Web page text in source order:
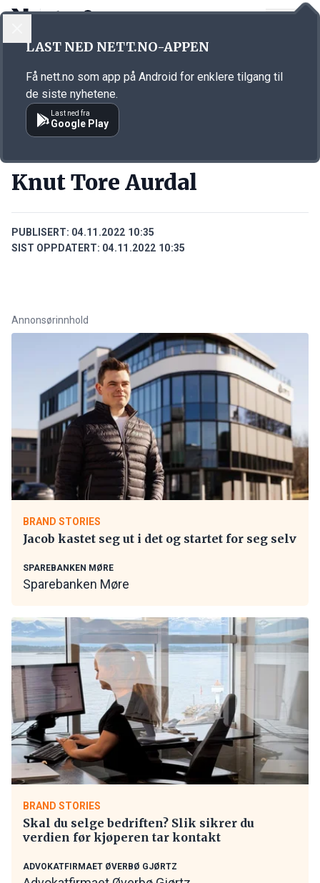
Annonsørinnhold
Knut Tore Aurdal
PUBLISERT: 04.11.2022 10:35
SIST OPPDATERT: 04.11.2022 10:35
Annonsørinnhold
BRAND STORIES
Jacob kastet seg ut i det og startet for seg selv
SPAREBANKEN MØRE
Sparebanken Møre
BRAND STORIES
Skal du selge bedriften? Slik sikrer du
verdien før kjøperen tar kontakt
ADVOKATFIRMAET ØVERBØ GJØRTZ
LAST NED NETT.NO-APPEN
Få nett.no som app på Android for enklere tilgang til
de siste nyhetene.
Last ned fra
Google Play